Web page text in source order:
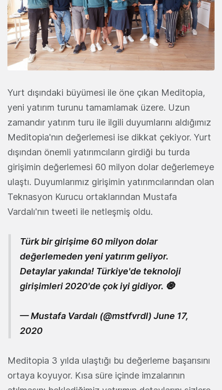
Yurt dışındaki büyümesi ile öne çıkan Meditopia,
yeni yatırım turunu tamamlamak üzere. Uzun
zamandır yatırım turu ile ilgili duyumlarını aldığımız
Meditopia'nın değerlemesi ise dikkat çekiyor. Yurt
dışından önemli yatırımcıların girdiği bu turda
girişimin değerlemesi 60 milyon dolar değerlemeye
ulaştı. Duyumlarımız girişimin yatırımcılarından olan
Teknasyon Kurucu ortaklarından Mustafa
Vardalı'nın tweeti ile netleşmiş oldu.
Türk bir girişime 60 milyon dolar
değerlemeden yeni yatırım geliyor.
Detaylar yakında! Türkiye'de teknoloji
girişimleri 2020'de çok iyi gidiyor. 🧿
— Mustafa Vardalı (@mstfvrdl) June 17,
2020
Meditopia 3 yılda ulaştığı bu değerleme başarısını
ortaya koyuyor. Kısa süre içinde imzalarının